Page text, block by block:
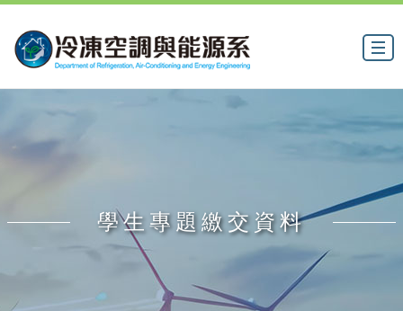
學生專題繳交資料